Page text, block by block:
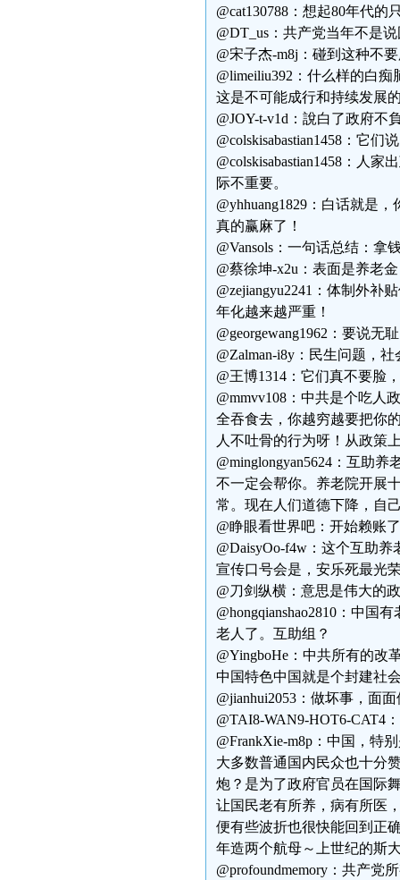
@cat130788：想起80年代
@DT_us：共产党当年不是
@宋子杰-m8j：碰到这种不
@limeiliu392：什么样的白
这是不可能成行和持续发展
@JOY-t-v1d：說白了政府不
@colskisabastian1458：它
@colskisabastian1458：人
际不重要。
@yhhuang1829：白话就是
真的赢麻了！
@Vansols：一句话总结：拿
@蔡徐坤-x2u：表面是养老
@zejiangyu2241：体制外补
年化越来越严重！
@georgewang1962：要说无
@Zalman-i8y：民生问题，
@王博1314：它们真不要脸
@mmvv108：中共是个吃人
全吞食去，你越穷越要把你
人不吐骨的行为呀！从政策
@minglongyan5624：互助
不一定会帮你。养老院开展
常。现在人们道德下降，自
@睁眼看世界吧：开始赖账
@DaisyOo-f4w：这个互助
宣传口号会是，安乐死最光
@刀剑纵横：意思是伟大的
@hongqianshao2810：中国
老人了。互助组？
@YingboHe：中共所有的改
中国特色中国就是个封建社
@jianhui2053：做坏事，面
@TAI8-WAN9-HOT6-CAT4
@FrankXie-m8p：中国，特
大多数普通国内民众也十分
炮？是为了政府官员在国际
让国民老有所养，病有所医
便有些波折也很快能回到正
年造两个航母～上世纪的斯
@profoundmemory：共产党